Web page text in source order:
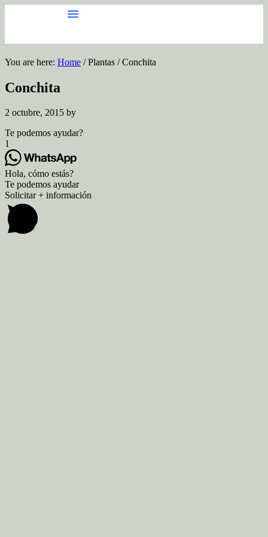
You are here: Home /Plantas /Conchita
Conchita
2 octubre, 2015 by
Te podemos ayudar?
1
Hola, cómo estás?
Te podemos ayudar
Solicitar + información